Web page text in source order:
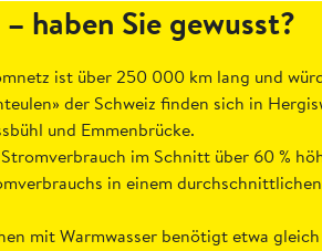
haben Sie gewusst?
ist über 250 000 km lang und
der Schweiz finden sich in
und Emmenbrücke.
im Schnitt über 60 %
in einem
mit Warmwasser benötigt etwa